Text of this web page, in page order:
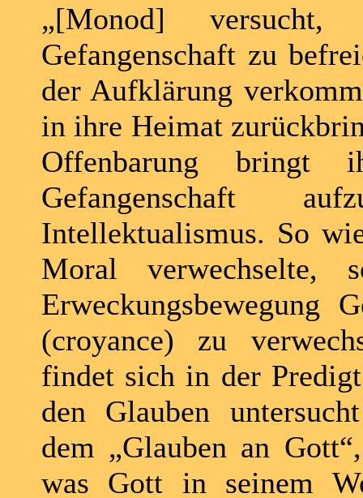
„[Monod]
Gefangenschaft zu
der Aufklärung
in ihre Heimat
Offenbarung
Gefangenschaft
Intellektualismus. So
Moral
Erweckungsbewegung
(croyance) zu
findet sich in der
den Glauben
dem „Glauben an
was Gott in seinem